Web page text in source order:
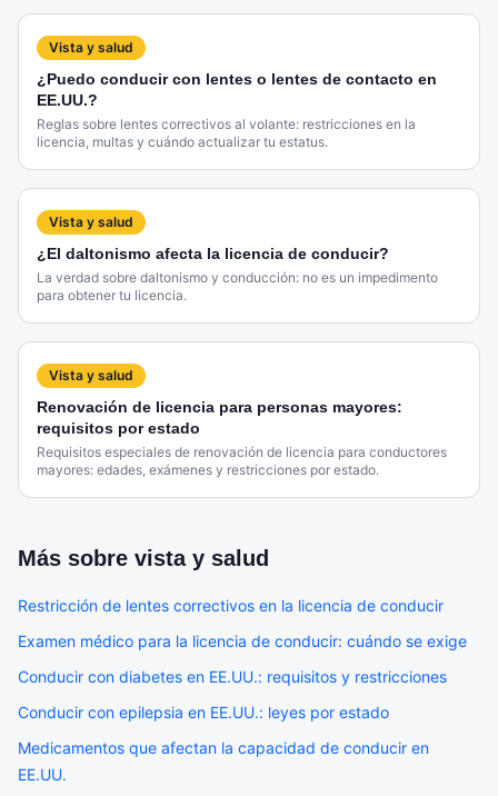
Vista y salud
¿Puedo conducir con lentes o lentes de contacto en
EE.UU.?
Reglas sobre lentes correctivos al volante: restricciones en la
licencia, multas y cuándo actualizar tu estatus.
Vista y salud
¿El daltonismo afecta la licencia de conducir?
La verdad sobre daltonismo y conducción: no es un impedimento
para obtener tu licencia.
Vista y salud
Renovación de licencia para personas mayores:
requisitos por estado
Requisitos especiales de renovación de licencia para conductores
mayores: edades, exámenes y restricciones por estado.
Más sobre vista y salud
Restricción de lentes correctivos en la licencia de conducir
Examen médico para la licencia de conducir: cuándo se exige
Conducir con diabetes en EE.UU.: requisitos y restricciones
Conducir con epilepsia en EE.UU.: leyes por estado
Medicamentos que afectan la capacidad de conducir en
EE.UU.